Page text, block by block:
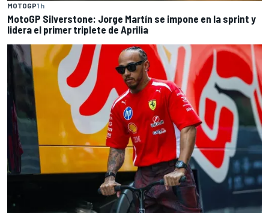
MOTOGP1 h
MotoGP Silverstone: Jorge Martín se impone en la sprint y
lidera el primer triplete de Aprilia